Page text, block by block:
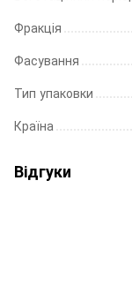
Фракція
Фасування
Тип упаковки
Країна
Відгуки